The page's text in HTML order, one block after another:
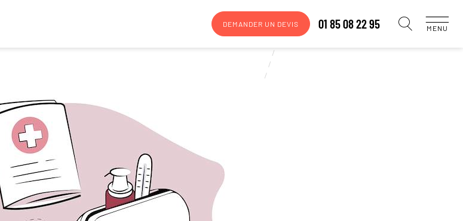
DEMANDER UN DEVIS 01 85 08 22 95 MENU